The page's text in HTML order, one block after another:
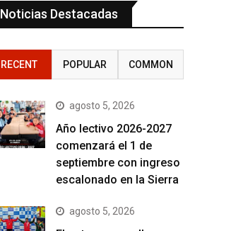
Noticias Destacadas
RECENT POPULAR COMMON
agosto 5, 2026
Año lectivo 2026-2027
comenzará el 1 de
septiembre con ingreso
escalonado en la Sierra
agosto 5, 2026